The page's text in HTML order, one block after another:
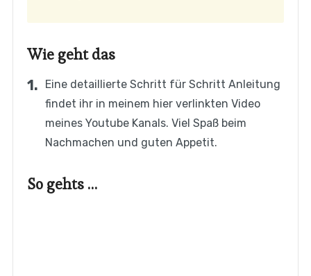
Wie geht das
Eine detaillierte Schritt für Schritt Anleitung
findet ihr in meinem hier verlinkten Video
meines Youtube Kanals. Viel Spaß beim
Nachmachen und guten Appetit.
So gehts …